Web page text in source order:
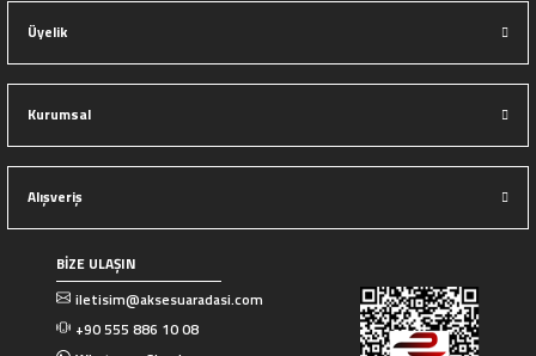
Üyelik
Kurumsal
Alışveriş
BİZE ULAŞIN
iletisim@aksesuaradasi.com
+90 555 886 10 08